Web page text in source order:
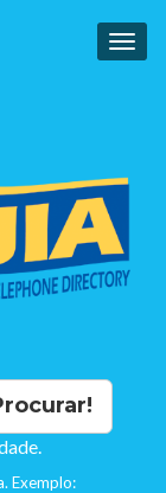
Exemplo: